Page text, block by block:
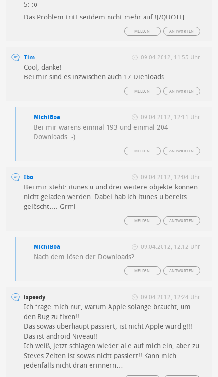
5: :o
Das Problem tritt seitdem nicht mehr auf ![/QUOTE]
ANTWORTEN
MELDEN
Tim 09.04.2012, 11:55 Uhr
Cool, danke!
Bei mir sind es inzwischen auch 17 Dienloads…
ANTWORTEN
MELDEN
MichiBoa 09.04.2012, 12:11 Uhr
Bei mir warens einmal 193 und einmal 204
Downloads :-)
ANTWORTEN
MELDEN
Ibo 09.04.2012, 12:04 Uhr
Bei mir steht: itunes u und drei weitere objekte können
nicht geladen werden. Dabei hab ich itunes u bereits
gelöscht…. Grml
ANTWORTEN
MELDEN
MichiBoa 09.04.2012, 12:12 Uhr
Nach dem lösen der Downloads?
ANTWORTEN
MELDEN
ispeedy 09.04.2012, 12:24 Uhr
Ich frage mich nur, warum Apple solange braucht, um
den Bug zu fixen!!
Das sowas überhaupt passiert, ist nicht Apple würdig!!!
Das ist android Niveau!!
Ich weiß, jetzt schlagen wieder alle auf mich ein, aber zu
Steves Zeiten ist sowas nicht passiert!! Kann mich
jedenfalls nicht dran erinnern…